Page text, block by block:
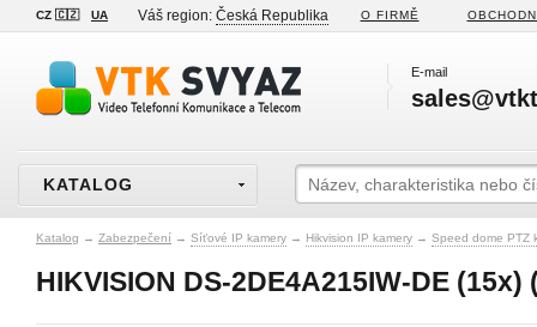
CZ 🇨🇿 UA Váš region: Česká Republika O FIRMĚ
E-mail
KATALOG
Katalog → Zabezpečení → Síťové IP kamery → Hikvision IP kamery → Speed dome PTZ
HIKVISION DS-2DE4A215IW-DE (15x)